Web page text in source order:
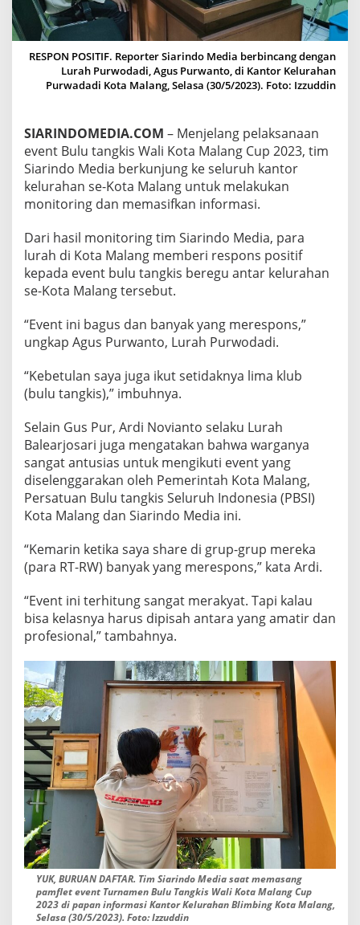
S
P
O
I
T
I
V
E
N
T
B
U
U
T
A
N
I
S
A
L
O
T
M
A
L
A
G
C
U
2
RESPON POSITIF. Reporter Siarindo Media berbincang dengan
Lurah Purwodadi, Agus Purwanto, di Kantor Kelurahan
Purwadadi Kota Malang, Selasa (30/5/2023). Foto: Izzuddin
SIARINDOMEDIA.COM – Menjelang pelaksanaan
event Bulu tangkis Wali Kota Malang Cup 2023, tim
Siarindo Media berkunjung ke seluruh kantor
kelurahan se-Kota Malang untuk melakukan
monitoring dan memasifkan informasi.
Dari hasil monitoring tim Siarindo Media, para
lurah di Kota Malang memberi respons positif
kepada event bulu tangkis beregu antar kelurahan
se-Kota Malang tersebut.
“Event ini bagus dan banyak yang merespons,”
ungkap Agus Purwanto, Lurah Purwodadi.
“Kebetulan saya juga ikut setidaknya lima klub
(bulu tangkis),” imbuhnya.
Selain Gus Pur, Ardi Novianto selaku Lurah
Balearjosari juga mengatakan bahwa warganya
sangat antusias untuk mengikuti event yang
diselenggarakan oleh Pemerintah Kota Malang,
Persatuan Bulu tangkis Seluruh Indonesia (PBSI)
Kota Malang dan Siarindo Media ini.
“Kemarin ketika saya share di grup-grup mereka
(para RT-RW) banyak yang merespons,” kata Ardi.
“Event ini terhitung sangat merakyat. Tapi kalau
bisa kelasnya harus dipisah antara yang amatir dan
profesional,” tambahnya.
YUK, BURUAN DAFTAR. Tim Siarindo Media saat memasang
pamflet event Turnamen Bulu Tangkis Wali Kota Malang Cup
2023 di papan informasi Kantor Kelurahan Blimbing Kota Malang,
Selasa (30/5/2023). Foto: Izzuddin